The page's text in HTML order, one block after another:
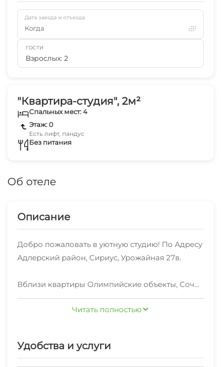
"Квартира-студия", 2м²
Спальных мест: 4
Этаж: 0
Есть лифт, пандус
Без питания
Об отеле
Описание
Добро пожаловать в уютную студию! По Адресу
Адлерский район, Сириус, Урожайная 27в.
Вблизи квартиры Олимпийские объекты, Сочи
Парк, Имеретинская набережная.
Абхазская граница в пешей доступности 15 мин
Рядом магазин, рынок, автобусные остановки, 5
Читать полностью
Удобства и услуги
Дата заезда и отъезда
Когда
ГОСТИ
Взрослых: 2